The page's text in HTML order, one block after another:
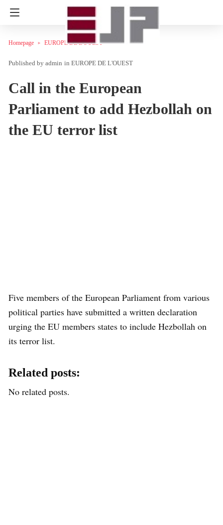
Homepage EUROPE DE L'OUEST
admin in EUROPE DE L'OUEST
Call in the European
Parliament to add Hezbollah on
the EU terror list
Five members of the European Parliament from various
political parties have submitted a written declaration
urging the EU members states to include Hezbollah on
its terror list.
Related posts:
No related posts.